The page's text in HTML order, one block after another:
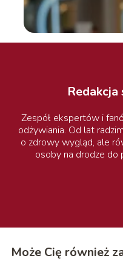
Zespół ekspertów i
odżywiania. Od lat
o zdrowy wygląd, ale
osoby na drodze do
Może Cię również